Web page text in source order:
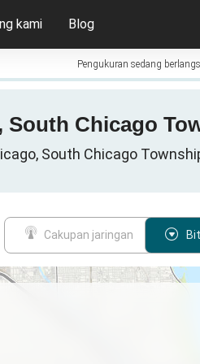
kami Blog
Pengukuran sedang
South Chicago
South Chicago
Cakupan jaringan